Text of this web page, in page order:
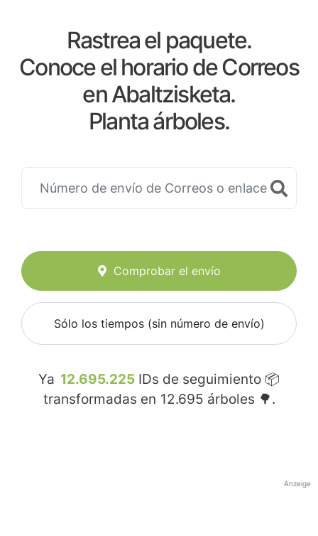
Rastrea el paquete.
Conoce el horario de Correos
en Abaltzisketa.
Planta árboles.
Comprobar el envío
Sólo los tiempos (sin número de envío)
Ya 12.695.225 IDs de seguimiento 📦
transformadas en 12.695 árboles 🌳.
Anzeige